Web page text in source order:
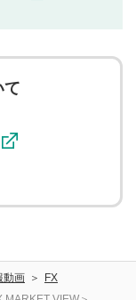
同意します。利
スの広告・宣伝、
て
動画
FX